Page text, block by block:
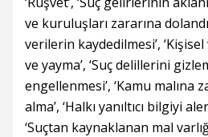
ve kuruluşları zararına
verilerin kaydedilmesi’,
ve yayma’, ‘Suç delillerini
engellenmesi’, ‘Kamu malına
alma’, ‘Halkı yanıltıcı bilgiyi
‘Suçtan kaynaklanan mal